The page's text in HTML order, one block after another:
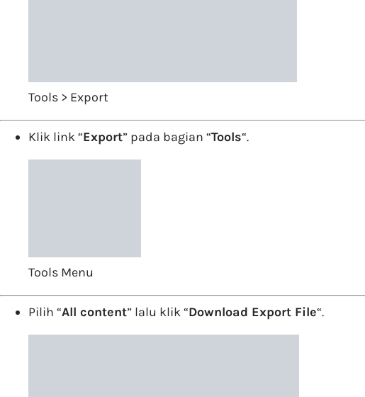
Tools > Export
Klik link “Export” pada bagian “Tools“.
Tools Menu
Pilih “All content” lalu klik “Download Export File“.